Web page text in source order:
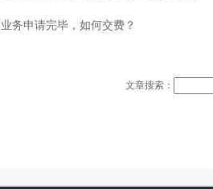
业务申请完毕，如何交费？
文章搜索：